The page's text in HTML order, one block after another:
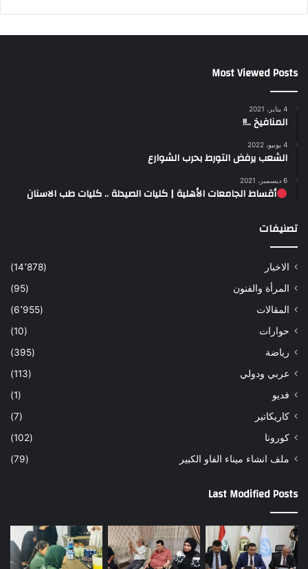
Most Viewed Posts
4 يناير، 2021
المنافيخ ..!!
4 يونيو، 2022
الشعب يرفض التورط بحرب الشوارع
6 ديسمبر، 2021
أقساط الجامعات الأهلية | كليات الصيدلة .. كليات طب الاسنان
تصنيفات
الاخبار
(14٬878)
المرأة والفنون
(95)
المقالات
(6٬955)
حوارات
(10)
رياضة
(395)
عربي ودولي
(113)
فديو
(1)
كاريكاتير
(7)
كورونا
(102)
ملف انشاء ميناء الفاو الكبير
(79)
Last Modified Posts